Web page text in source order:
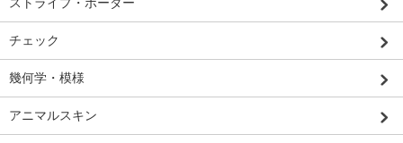
ストライプ・ボーダー
チェック
幾何学・模様
アニマルスキン